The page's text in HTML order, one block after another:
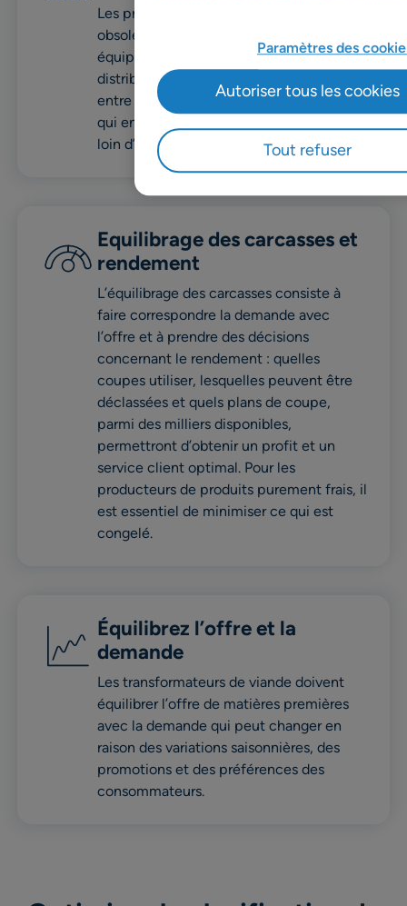
Les processus de planification manuels
obsolètes et déconnectés au sein des
équipes d’achat, de production et de
distribution créent des écarts constants
entre la planification et l’exécution, ce
qui entraîne des résultats commerciaux
loin d’être optimaux.
Equilibrage des carcasses et
rendement
L’équilibrage des carcasses consiste à
faire correspondre la demande avec
l’offre et à prendre des décisions
concernant le rendement : quelles
coupes utiliser, lesquelles peuvent être
déclassées et quels plans de coupe,
parmi des milliers disponibles,
permettront d’obtenir un profit et un
service client optimal. Pour les
producteurs de produits purement frais, il
est essentiel de minimiser ce qui est
congelé.
Équilibrez l’offre et la
demande
Les transformateurs de viande doivent
équilibrer l’offre de matières premières
avec la demande qui peut changer en
raison des variations saisonnières, des
promotions et des préférences des
consommateurs.
Paramètres des
Tout refuser
Autoriser tous les cookies